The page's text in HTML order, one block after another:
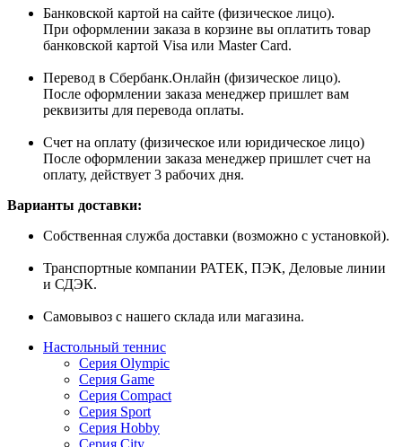
Банковской картой на сайте (физическое лицо).
При оформлении заказа в корзине вы оплатить товар
банковской картой Visa или Master Card.
Перевод в Сбербанк.Онлайн (физическое лицо).
После оформлении заказа менеджер пришлет вам
реквизиты для перевода оплаты.
Счет на оплату (физическое или юридическое лицо)
После оформлении заказа менеджер пришлет счет на
оплату, действует 3 рабочих дня.
Варианты доставки:
Собственная служба доставки (возможно с установкой).
Транспортные компании РАТЕК, ПЭК, Деловые линии
и СДЭК.
Самовывоз с нашего склада или магазина.
Настольный теннис
Серия Olympic
Серия Game
Серия Compact
Серия Sport
Серия Hobby